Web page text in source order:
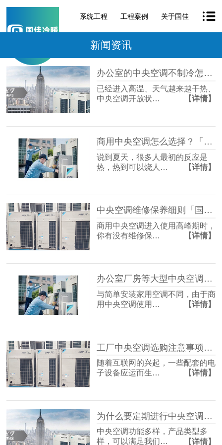
系统工程 工程案例 关于国佳
新闻资讯
办公室的中央空调不制冷怎么办？「国佳冷暖」
已经进入高温、天气越来越干热、
中央空调开放状…
【详情】
商用中央空调怎么选择？「国佳冷暖」
说到夏天，很多人最初的反应是
热，热到可以烧人…
【详情】
中央空调维修保养细则「国佳冷暖」
商用中央空调进入使用高峰期时，
你有没有维修保…
【详情】
办公室厂房等大型中央空调工程怎样设计合理 「国佳冷暖」
与简单安装家用空调不同，由于商
用中央空调使用…
【详情】
工厂中央空调选购注意事项！「国佳冷暖」
随着互联网的兴起，一些配套的电
子设备应运而生…
【详情】
为什么要定期进行中央空调清洗保养？「国佳冷暖」
中央空调功能多样，产品类型多
样，可以满足我们…
【详情】